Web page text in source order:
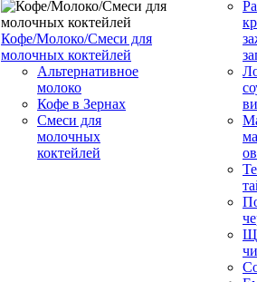
Кофе/Молоко/Смеси для
молочных коктейлей
Альтернативное
молоко
Кофе в Зернах
Смеси для
молочных
коктейлей